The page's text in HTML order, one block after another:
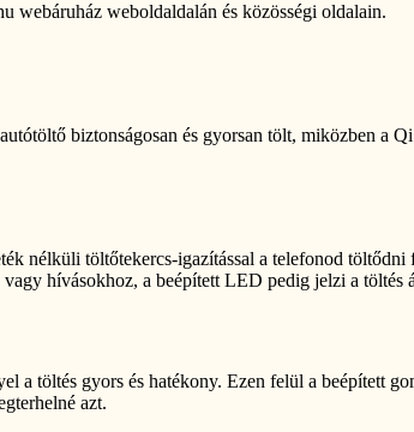
webáruház weboldaldalán és közösségi oldalain.
biztonságosan és gyorsan tölt, miközben a
nélküli töltőtekercs-igazítással a telefonod
hívásokhoz, a beépített LED pedig jelzi a töltés
a töltés gyors és hatékony. Ezen felül a beépített
azt.